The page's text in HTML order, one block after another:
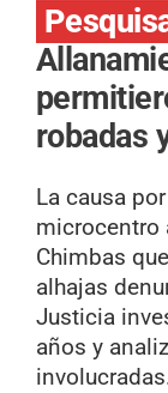
robadas
La causa
microcentro
Chimbas
alhajas
Justicia
años y